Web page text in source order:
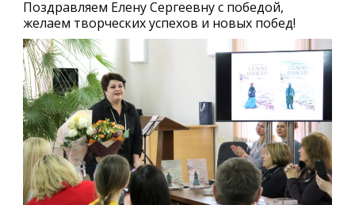
Поздравляем Елену Сергеевну с победой,
желаем творческих успехов и новых побед!